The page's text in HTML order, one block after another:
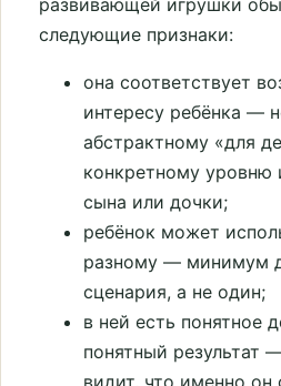
развивающей игрушки
следующие признаки:
она соответствует
интересу ребёнка —
абстрактному «для
конкретному уровню
сына или дочки;
ребёнок может
разному — минимум
сценария, а не один;
в ней есть понятное
понятный результат